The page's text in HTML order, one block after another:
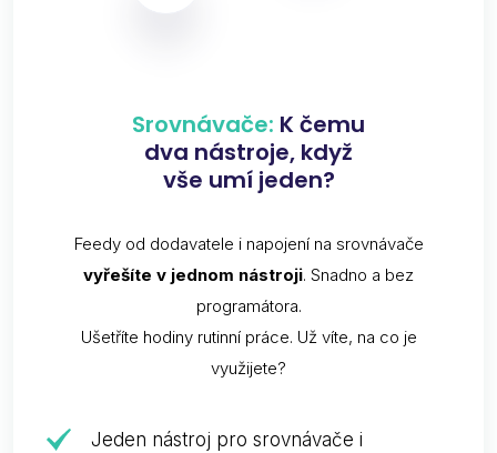
Srovnávače: K čemu
dva nástroje, když
vše umí jeden?
Feedy od dodavatele i napojení na srovnávače
vyřešíte v jednom nástroji. Snadno a bez
programátora.
Ušetříte hodiny rutinní práce. Už víte, na co je
využijete?
Jeden nástroj pro srovnávače i